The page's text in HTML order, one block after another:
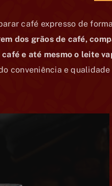
café expresso de
dos grãos de café,
e até mesmo o leite
conveniência e